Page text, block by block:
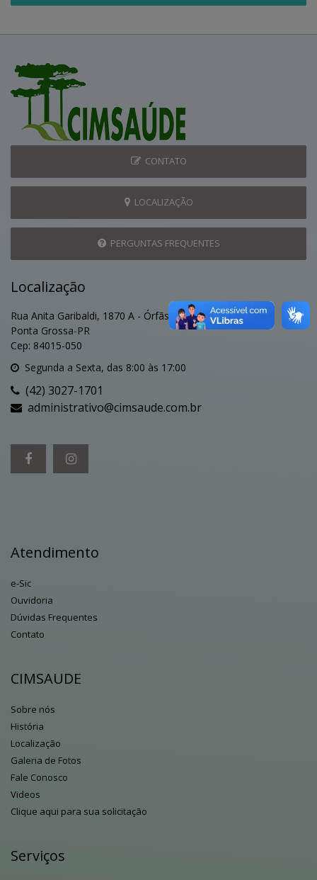
CONTATO
LOCALIZAÇÃO
PERGUNTAS FREQUENTES
Localização
Rua Anita Garibaldi, 1870 A - Órfãs
Ponta Grossa-PR
Cep: 84015-050
Segunda a Sexta, das 8:00 às 17:00
(42) 3027-1701
administrativo@cimsaude.com.br
Atendimento
e-Sic
Ouvidoria
Dúvidas Frequentes
Contato
CIMSAUDE
Sobre nós
História
Localização
Galeria de Fotos
Fale Conosco
Videos
Clique aqui para sua solicitação
Serviços